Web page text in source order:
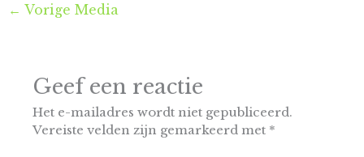
← Vorige Media
Geef een reactie
Het e-mailadres wordt niet gepubliceerd.
Vereiste velden zijn gemarkeerd met *